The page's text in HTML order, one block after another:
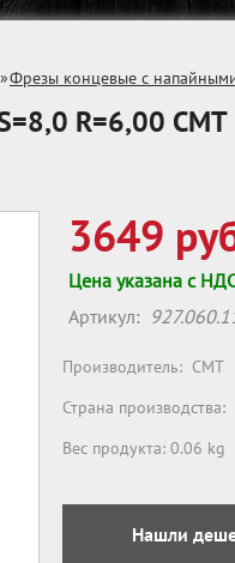
»Фрезы концевые с
R=6,00 CMT
3649
Цена указана с
Артикул:
Производитель: CMT
Страна производства:
Вес продукта: 0.06 kg
Нашли